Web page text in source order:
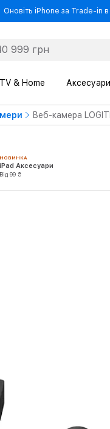
Оновіть iPhone за Trade-in
TV & Home Аксесуари
Веб-камера
НОВИНКА
iPad Аксесуари
Від 99 ₴